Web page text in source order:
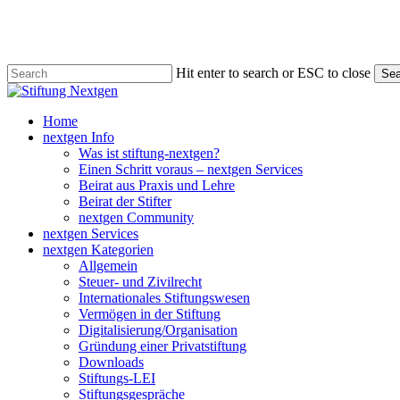
content
Hit enter to search or ESC to close
Close
search
Menu
Home
nextgen Info
Was ist stiftung-nextgen?
Einen Schritt voraus – nextgen Services
Beirat aus Praxis und Lehre
Beirat der Stifter
nextgen Community
nextgen Services
nextgen Kategorien
Allgemein
Steuer- und Zivilrecht
Internationales Stiftungswesen
Vermögen in der Stiftung
Digitalisierung/Organisation
Gründung einer Privatstiftung
Downloads
Stiftungs-LEI
Stiftungsgespräche